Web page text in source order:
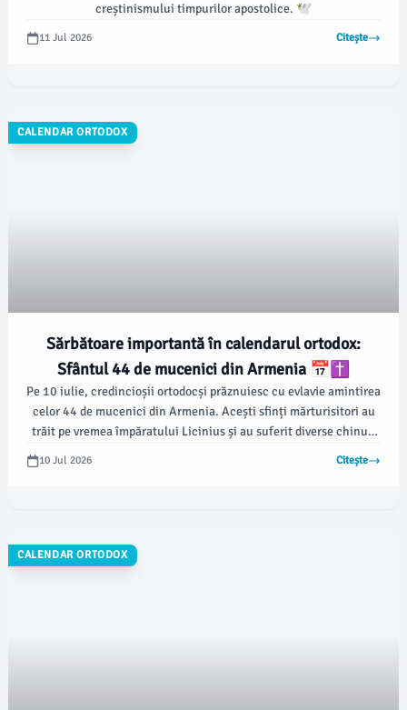
creștinismului timpurilor apostolice. 🕊️
11 Jul 2026 Citește
CALENDAR ORTODOX
Sărbătoare importantă în calendarul ortodox:
Sfântul 44 de mucenici din Armenia 📅✝️
Pe 10 iulie, credincioșii ortodocși prăznuiesc cu evlavie amintirea
celor 44 de mucenici din Armenia. Acești sfinți mărturisitori au
trăit pe vremea împăratului Licinius și au suferit diverse chinuri
pentru credința lor în Hristos, alegând să-și păstreze credința în
10 Jul 2026 Citește
CALENDAR ORTODOX